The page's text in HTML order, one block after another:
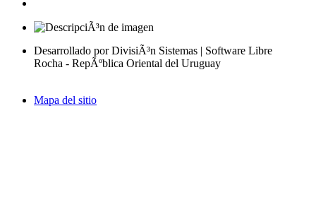
Desarrollado por DivisiÃ³n Sistemas | Software Libre
Rocha - RepÃºblica Oriental del Uruguay
Mapa del sitio